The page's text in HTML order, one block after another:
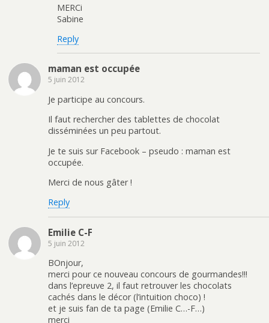
MERCi
Sabine
Reply
maman est occupée
5 juin 2012
Je participe au concours.
Il faut rechercher des tablettes de chocolat
disséminées un peu partout.
Je te suis sur Facebook – pseudo : maman est
occupée.
Merci de nous gâter !
Reply
Emilie C-F
5 juin 2012
BOnjour,
merci pour ce nouveau concours de gourmandes!!!
dans l’epreuve 2, il faut retrouver les chocolats
cachés dans le décor (l’intuition choco) !
et je suis fan de ta page (Emilie C…-F…)
merci